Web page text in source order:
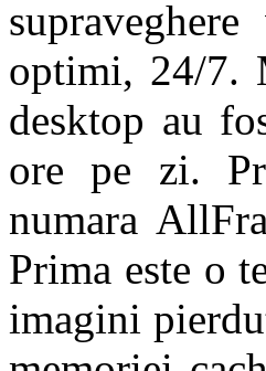
optimi, 24/7.
desktop au
ore pe zi.
numara
Prima este o
imagini